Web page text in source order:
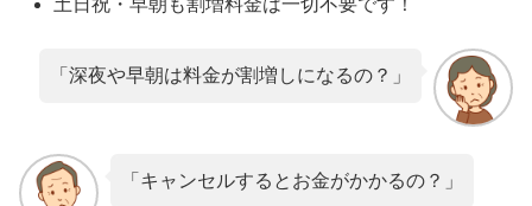
土日祝・早朝も割増料金は一切不要です！
「深夜や早朝は料金が割増しになるの？」
「キャンセルするとお金がかかるの？」